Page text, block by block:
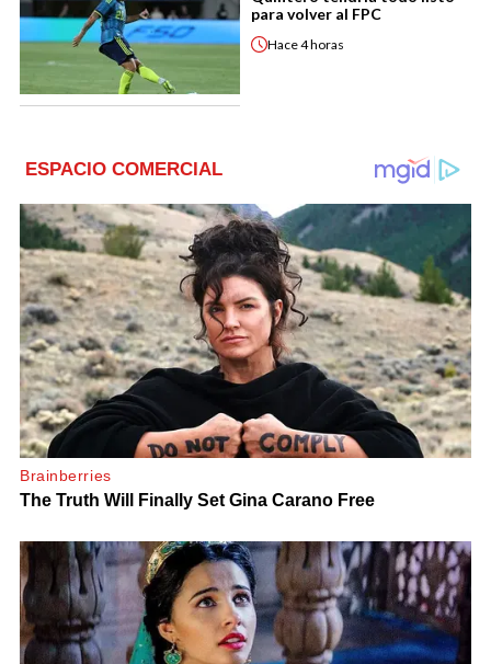
para volver al FPC
Hace4 horas